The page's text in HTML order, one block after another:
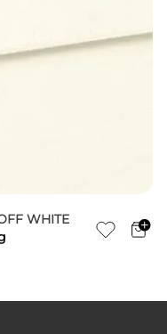
WHITE